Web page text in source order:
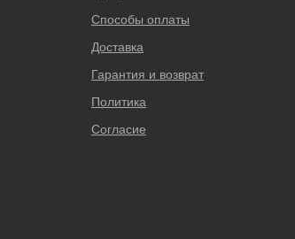
Способы оплаты
Доставка
Гарантия и возврат
Политика
Согласие